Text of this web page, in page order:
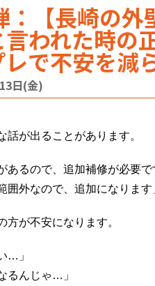
：【長崎の外
われた時の
で不安を減
日(金)
話が出ることがあります。
あるので、追加補修が必要で
囲外なので、追加になります
方が不安になります。
…」
るんじゃ…」